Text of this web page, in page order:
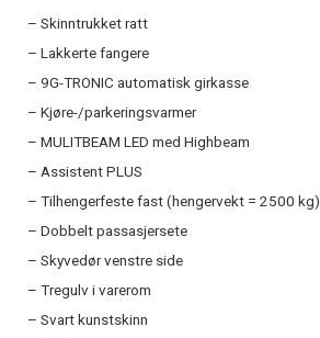
– Skinntrukket ratt
– Lakkerte fangere
– 9G-TRONIC automatisk girkasse
– Kjøre-/parkeringsvarmer
– MULITBEAM LED med Highbeam
– Assistent PLUS
– Tilhengerfeste fast (hengervekt = 2500 kg)
– Dobbelt passasjersete
– Skyvedør venstre side
– Tregulv i varerom
– Svart kunstskinn